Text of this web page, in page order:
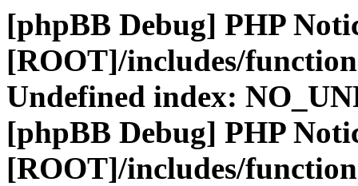
[phpBB Debug] PHP
[ROOT]/includes/
Undefined index:
[phpBB Debug] PHP
[ROOT]/includes/